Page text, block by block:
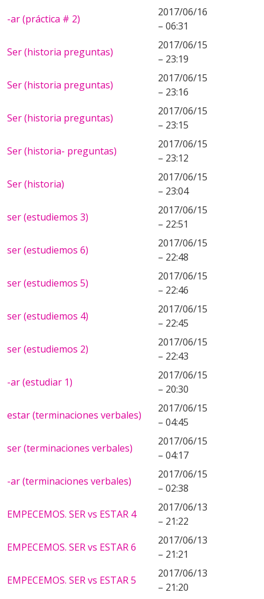
-ar (práctica # 2)
2017/06/16
– 06:31
Ser (historia preguntas)
2017/06/15
– 23:19
Ser (historia preguntas)
2017/06/15
– 23:16
Ser (historia preguntas)
2017/06/15
– 23:15
Ser (historia- preguntas)
2017/06/15
– 23:12
Ser (historia)
2017/06/15
– 23:04
ser (estudiemos 3)
2017/06/15
– 22:51
ser (estudiemos 6)
2017/06/15
– 22:48
ser (estudiemos 5)
2017/06/15
– 22:46
ser (estudiemos 4)
2017/06/15
– 22:45
ser (estudiemos 2)
2017/06/15
– 22:43
-ar (estudiar 1)
2017/06/15
– 20:30
estar (terminaciones verbales)
2017/06/15
– 04:45
ser (terminaciones verbales)
2017/06/15
– 04:17
-ar (terminaciones verbales)
2017/06/15
– 02:38
EMPECEMOS. SER vs ESTAR 4
2017/06/13
– 21:22
EMPECEMOS. SER vs ESTAR 6
2017/06/13
– 21:21
EMPECEMOS. SER vs ESTAR 5
2017/06/13
– 21:20